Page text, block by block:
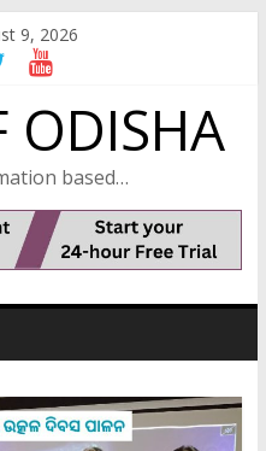
9, 2026
ODISHA
based…